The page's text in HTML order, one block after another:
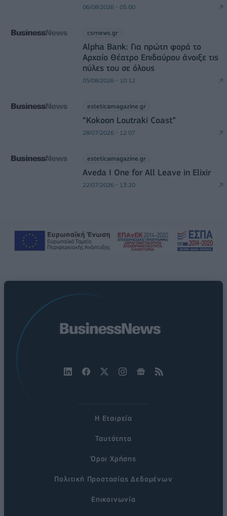
06/08/2026 - 05:00
csrnews.gr
Alpha Bank: Για πρώτη φορά το
Αρχαίο Θέατρο Επιδαύρου άνοιξε τις
πύλες του σε όλους
05/08/2026 - 10:12
esteticamagazine.gr
“Kokoon Loutraki Coast”
28/07/2026 - 12:07
esteticamagazine.gr
Aveda I One for All Leave in Elixir
22/07/2026 - 13:20
Η Εταιρεία
Ταυτότητα
Όροι Χρήσης
Πολιτική Προστασίας Δεδομένων
Επικοινωνία